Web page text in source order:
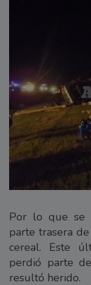
Por lo que se
parte trasera
cereal. Este
perdió parte
resultó herido.